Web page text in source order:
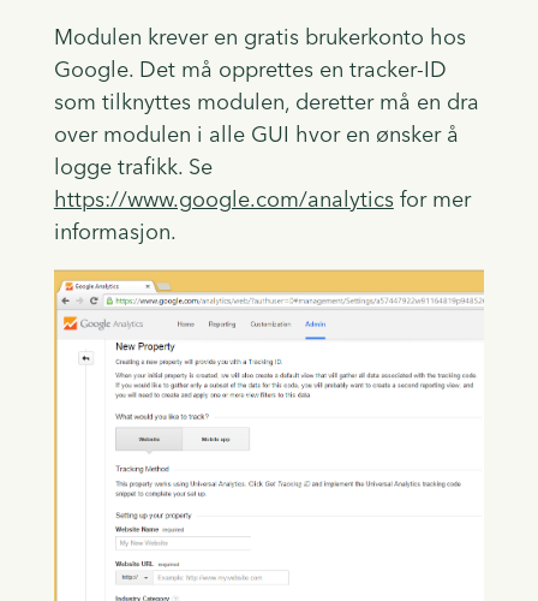
Modulen krever en gratis brukerkonto hos
Google. Det må opprettes en tracker-ID
som tilknyttes modulen, deretter må en dra
over modulen i alle GUI hvor en ønsker å
logge trafikk. Se
https://www.google.com/analyticsfor mer
informasjon.